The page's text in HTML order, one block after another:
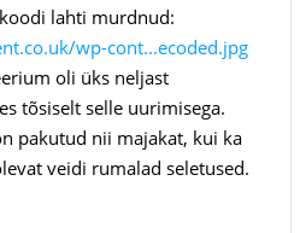
lahti murdnud:
wp-cont...ecoded.jpg
oli üks neljast
tõsiselt selle uurimisega.
pakutud nii majakat, kui ka
veidi rumalad seletused.